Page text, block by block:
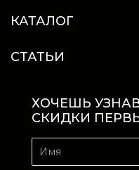
КАТАЛОГ
СТАТЬИ
ХОЧЕШЬ
СКИДКИ